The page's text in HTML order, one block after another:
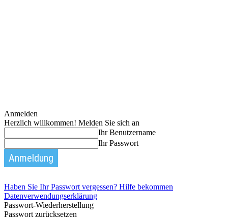
Anmelden
Herzlich willkommen! Melden Sie sich an
Ihr Benutzername
Ihr Passwort
Haben Sie Ihr Passwort vergessen? Hilfe bekommen
Datenverwendungserklärung
Passwort-Wiederherstellung
Passwort zurücksetzen